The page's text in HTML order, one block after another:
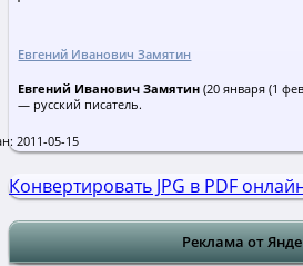
Евгений Иванович Замятин
Евгений Иванович Замятин (20 января (1
— русский писатель.
2011-05-15
Конвертировать JPG в PDF
Реклама от